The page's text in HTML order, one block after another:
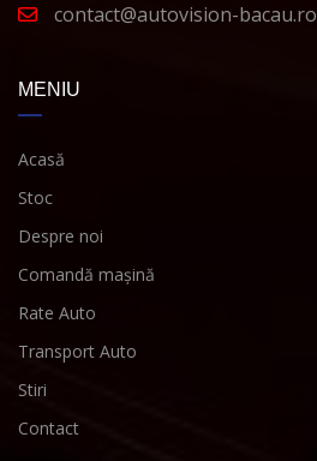
contact@autovision-bacau.ro
MENIU
Acasă
Stoc
Despre noi
Comandă mașină
Rate Auto
Transport Auto
Stiri
Contact